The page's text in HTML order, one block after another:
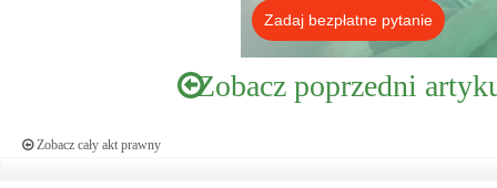
Zadaj bezpłatne pytanie
Zobacz poprzedni
Zobacz cały akt prawny